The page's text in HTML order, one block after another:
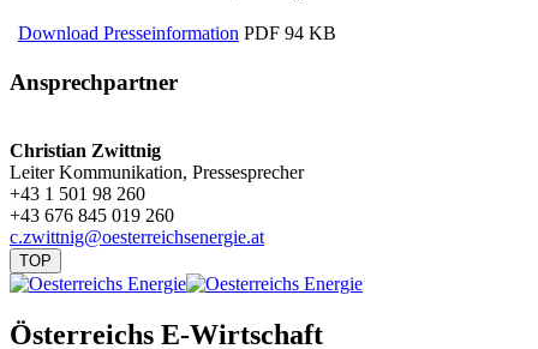
Download Presseinformation PDF 94 KB
Ansprechpartner
Christian Zwittnig
Leiter Kommunikation, Pressesprecher
+43 1 501 98 260
+43 676 845 019 260
c.zwittnig@oesterreichsenergie.at
TOP
Österreichs E-Wirtschaft